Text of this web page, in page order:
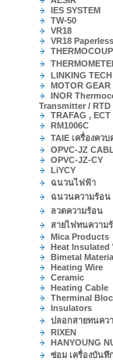
IES SYSTEM
TW-50
VR18
VR18
LINKING TECH
MOTOR GEAR
INOR
Transmitter /
TRAFAG , ECT
RM1006C
TAIE เครื่องคว
OPVC-JZ
OPVC-JZ-CY
LiYCY
ฉนวนไฟฟ้า
ฉนวนความร้อน
ลวดความร้อน
สายไฟทนความ
Mica Products
Heat Insulated
Bimetal
Heating Wire
Ceramic
Heating Cable
Therminal
Insulators
ปลอกสายทนคว
RIXEN
HANYOUNG
ซ่อม เครื่องบัน